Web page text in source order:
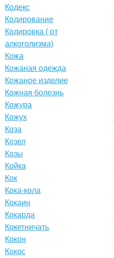
Кодекс
Кодирование
Кодировка ( от
алкоголизма)
Кожа
Кожаная одежда
Кожаное изделие
Кожная болезнь
Кожура
Кожух
Коза
Козел
Козы
Койка
Кок
Кока-кола
Кокаин
Кокарда
Кокетничать
Кокон
Кокос